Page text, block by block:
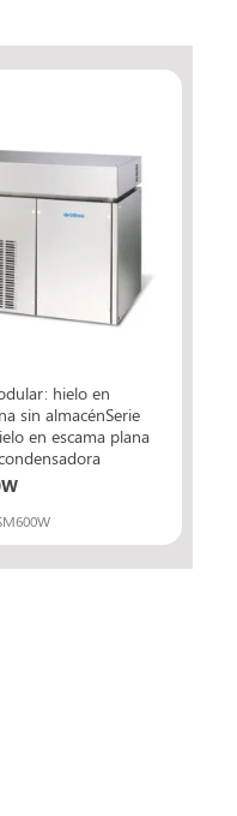
hielo en
sin almacénSerie
en escama plana